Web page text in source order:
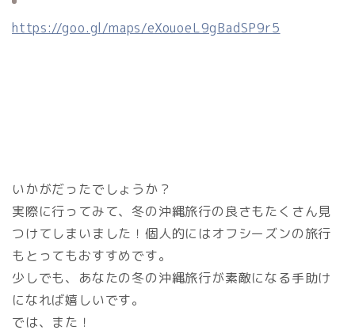
https://goo.gl/maps/eXouoeL9gBadSP9r5
いかがだったでしょうか？
実際に行ってみて、冬の沖縄旅行の良さもたくさん見
つけてしまいました！個人的にはオフシーズンの旅行
もとってもおすすめです。
少しでも、あなたの冬の沖縄旅行が素敵になる手助け
になれば嬉しいです。
では、また！